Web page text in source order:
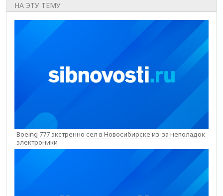
НА ЭТУ ТЕМУ
Boeing 777 экстренно сел в Новосибирске из-за неполадок
электроники